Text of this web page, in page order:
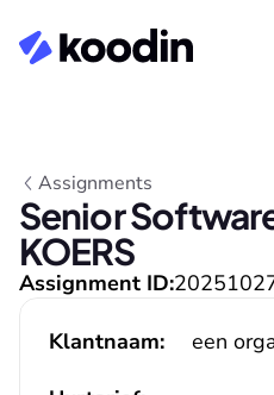
Assignments
Senior
KOERS
Assignment ID:
Klantnaam:
een